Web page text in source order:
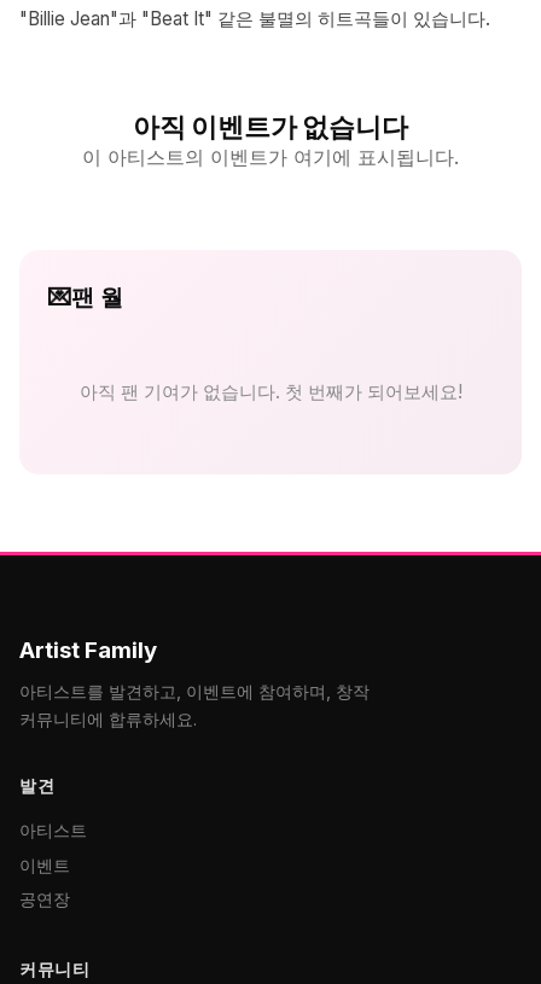
"Billie Jean"과 "Beat It" 같은 불멸의 히트곡들이 있습니다.
아직 이벤트가 없습니다
이 아티스트의 이벤트가 여기에 표시됩니다.
💌팬 월
아직 팬 기여가 없습니다. 첫 번째가 되어보세요!
Artist Family
아티스트를 발견하고, 이벤트에 참여하며, 창작
커뮤니티에 합류하세요.
발견
아티스트
이벤트
공연장
커뮤니티